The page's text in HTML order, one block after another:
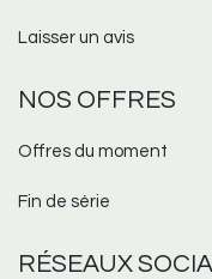
Laisser un avis
NOS OFFRES
Offres du moment
Fin de série
RÉSEAUX